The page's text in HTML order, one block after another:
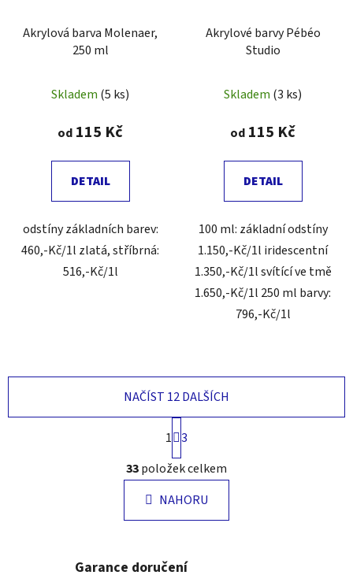
Akrylová barva Molenaer,
250 ml
Skladem (5 ks)
od 115 Kč
DETAIL
odstíny základních barev:
460,-Kč/1l zlatá, stříbrná:
516,-Kč/1l
Akrylové barvy Pébéo
Studio
Skladem (3 ks)
od 115 Kč
DETAIL
100 ml: základní odstíny
1.150,-Kč/1l iridescentní
1.350,-Kč/1l svítící ve tmě
1.650,-Kč/1l 250 ml barvy:
796,-Kč/1l
O
v
l
á
d
c
NAČÍST 12 DALŠÍCH
S
t
r
á
n
k
1 3
33položek celkem
NAHORU
Garance doručení